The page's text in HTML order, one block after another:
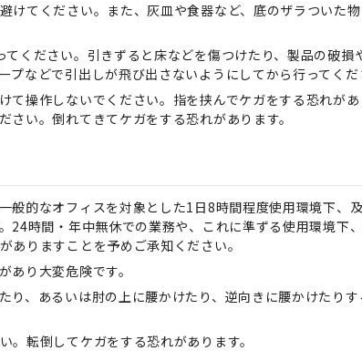
けてください。また、灰皿や食器など、底のザラついた
ください。引きずると床などを傷つけたり、製品の破損
などで引出しが飛び出さないようにしてから行ってくだ
て操作しないでください。指を挟んでケガをする恐れが
い。倒れてきてケガをする恐れがあります。
般的なオフィスを対象とした1日8時間程度使用環境下、
24時間・年中無休での業務や、これに準ずる使用環境下
ありますことを予めご承知ください。
り大変危険です。
り、あるいは肘の上に腰かけたり、逆向きに腰かけたり
転倒してケガをする恐れがあります。